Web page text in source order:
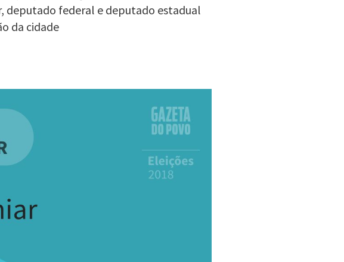
deputado federal e deputado estadual
da cidade